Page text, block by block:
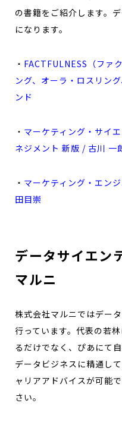
の書籍をご紹介します。
になります。
・ FACTFULNESS（ファ
ング、オーラ・ロスリン
ンド
・ マーケティング・サイ
ネジメント 新版 / 古川 一
・ マーケティング・エン
田目崇
データサイエン
マルニ
株式会社マルニではデー
行っています。代表の若
るだけでなく、ぴあにて
データビジネスに精通し
ャリアアドバイスが可能
さい。